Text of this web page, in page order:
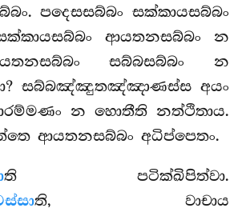
පදෙසසබ්බං සක්කායසබ්බං
ආයතනසබ්බං න
සබ්බසබ්බං න
සබ්බඤ්ඤුතඤ්ඤාණස්ස අයං
න හොතීති නත්ථිතාය.
ආයතනසබ්බං අධිප්පෙතං.
ති පටික්ඛිපිත්වා.
ති, වාචාය